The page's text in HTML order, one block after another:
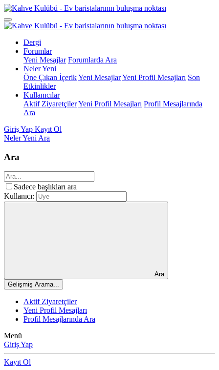
Dergi
Forumlar
Yeni Mesajlar Forumlarda Ara
Neler Yeni
Öne Çıkan İçerikYeni MesajlarYeni Profil Mesajları Son
Etkinlikler
Kullanıcılar
Aktif ZiyaretçilerYeni Profil Mesajları Profil Mesajlarında
Ara
Giriş Yap Kayıt Ol
Neler Yeni Ara
Ara
Sadece başlıkları ara
Kullanıcı:
Ara
Gelişmiş Arama...
Aktif Ziyaretçiler
Yeni Profil Mesajları
Profil Mesajlarında Ara
Menü
Giriş Yap
Kayıt Ol